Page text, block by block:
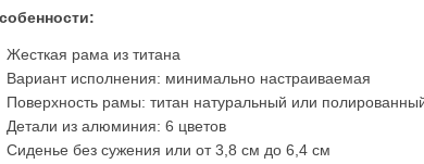
Жесткая рама из титана
Вариант исполнения: минимально настраиваемая
Поверхность рамы: титан натуральный или
Детали из алюминия: 6 цветов
Сиденье без сужения или от 3,8 cм до 6,4 cм